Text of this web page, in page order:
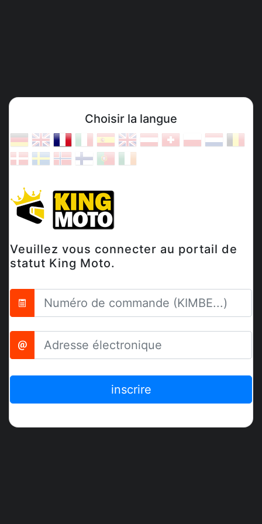
Choisir la langue
Veuillez vous connecter au portail de
statut King Moto.
inscrire